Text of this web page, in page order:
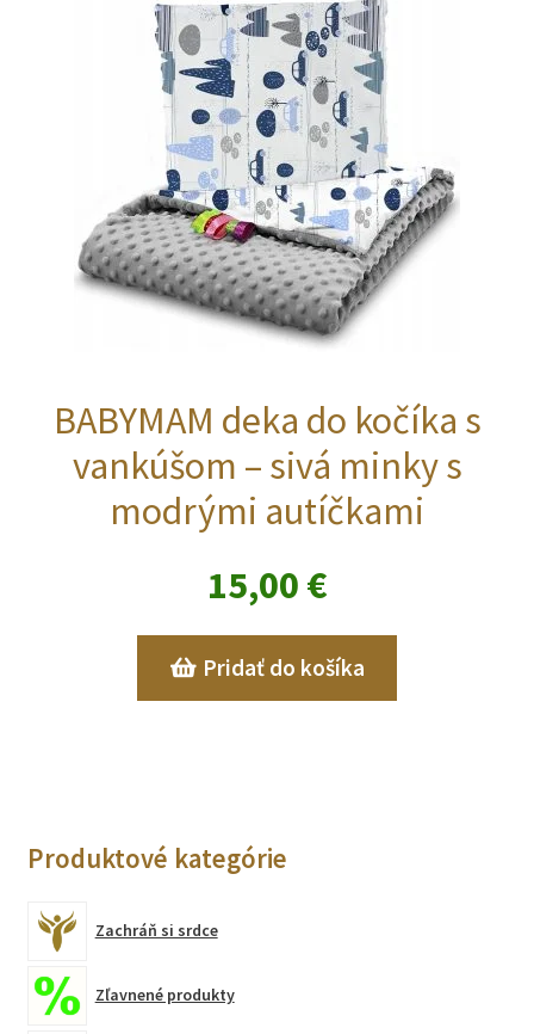
BABYMAM deka do kočíka s
vankúšom – sivá minky s
modrými autíčkami
15,00 €
Pridať do košíka
Produktové kategórie
Zachráň si srdce
Zľavnené produkty